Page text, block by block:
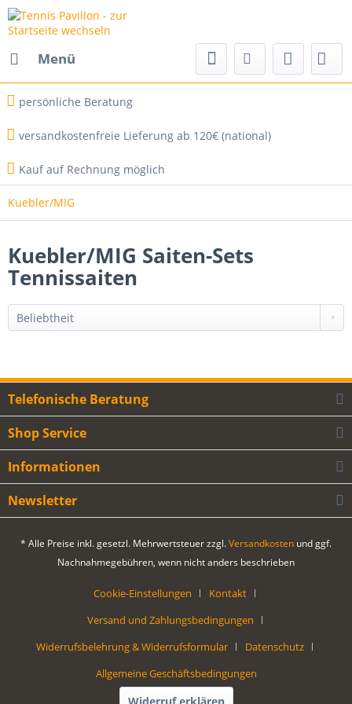
Menü
persönliche Beratung
versandkostenfreie Lieferung ab 120€ (national)
Kauf auf Rechnung möglich
Kuebler/MIG
Kuebler/MIG Saiten-Sets
Tennissaiten
Telefonische Beratung
Shop Service
Informationen
Newsletter
* Alle Preise inkl. gesetzl. Mehrwertsteuer zzgl.Versandkosten und ggf.
Nachnahmegebühren, wenn nicht anders beschrieben
Cookie-Einstellungen
Kontakt
Versand und Zahlungsbedingungen
Widerrufsbelehrung & Widerrufsformular
Datenschutz
Allgemeine Geschäftsbedingungen